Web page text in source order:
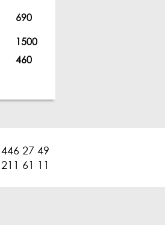
690
1500
460
27 49
61 11